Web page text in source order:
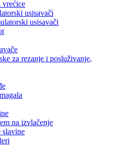
vrećice
usisavači
usisavači
za rezanje i posluživanje,
na izvlačenje
slavine